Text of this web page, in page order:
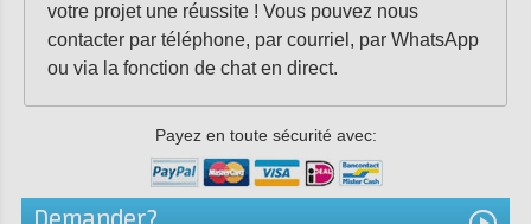
votre projet une réussite ! Vous pouvez nous
contacter par téléphone, par courriel, par WhatsApp
ou via la fonction de chat en direct.
Payez en toute sécurité avec: